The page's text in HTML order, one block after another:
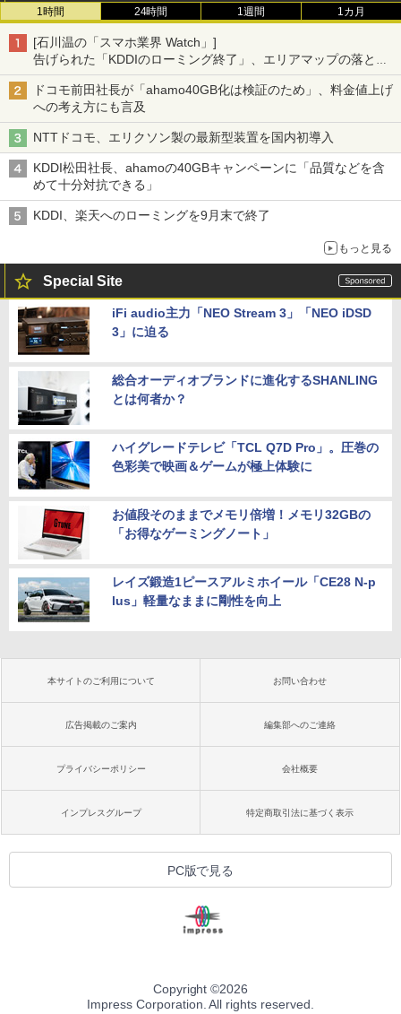
1時間 24時間 1週間 1カ月
[石川温の「スマホ業界 Watch」]
告げられた「KDDIのローミング終了」、エリアマップの落とし
穴と楽天モバイルの課題
ドコモ前田社長が「ahamo40GB化は検証のため」、料金値上げ
への考え方にも言及
NTTドコモ、エリクソン製の最新型装置を国内初導入
KDDI松田社長、ahamoの40GBキャンペーンに「品質などを含
めて十分対抗できる」
KDDI、楽天へのローミングを9月末で終了
もっと見る
Special Site
iFi audio主力「NEO Stream 3」「NEO iDSD
3」に迫る
総合オーディオブランドに進化するSHANLING
とは何者か？
ハイグレードテレビ「TCL Q7D Pro」。圧巻の
色彩美で映画＆ゲームが極上体験に
お値段そのままでメモリ倍増！メモリ32GBの
「お得なゲーミングノート」
レイズ鍛造1ピースアルミホイール「CE28 N-p
lus」軽量なままに剛性を向上
本サイトのご利用について お問い合わせ
広告掲載のご案内 編集部へのご連絡
プライバシーポリシー 会社概要
インプレスグループ 特定商取引法に基づく表示
PC版で見る
Copyright ©2026
Impress Corporation. All rights reserved.